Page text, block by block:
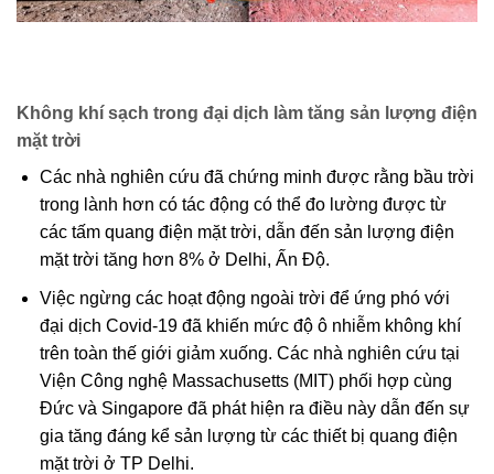
Không khí sạch trong đại dịch làm tăng sản lượng điện
mặt trời
Các nhà nghiên cứu đã chứng minh được rằng bầu trời
trong lành hơn có tác động có thể đo lường được từ
các tấm quang điện mặt trời, dẫn đến sản lượng điện
mặt trời tăng hơn 8% ở Delhi, Ấn Độ.
Việc ngừng các hoạt động ngoài trời để ứng phó với
đại dịch Covid-19 đã khiến mức độ ô nhiễm không khí
trên toàn thế giới giảm xuống. Các nhà nghiên cứu tại
Viện Công nghệ Massachusetts (MIT) phối hợp cùng
Đức và Singapore đã phát hiện ra điều này dẫn đến sự
gia tăng đáng kể sản lượng từ các thiết bị quang điện
mặt trời ở TP Delhi.